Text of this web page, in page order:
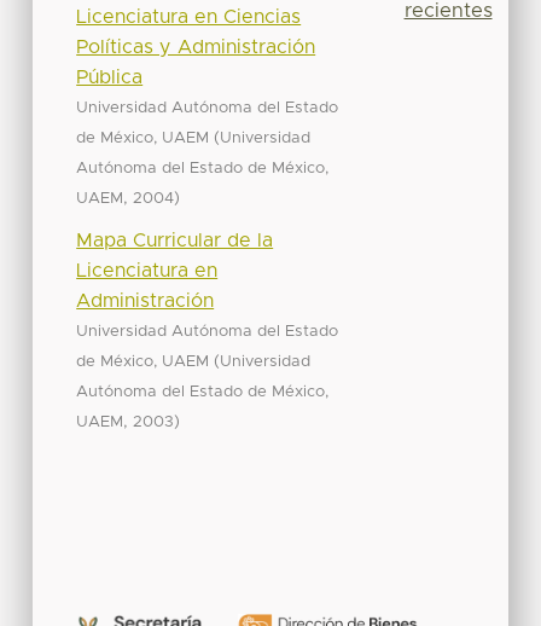
Licenciatura en Ciencias
Políticas y Administración
Pública
Universidad Autónoma del Estado
de México, UAEM (Universidad
Autónoma del Estado de México,
UAEM , 2004)
Mapa Curricular de la
Licenciatura en
Administración
Universidad Autónoma del Estado
de México, UAEM (Universidad
Autónoma del Estado de México,
UAEM , 2003)
recientes